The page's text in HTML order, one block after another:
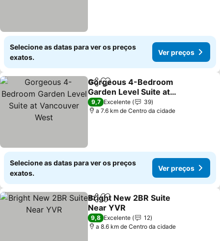
Selecione as datas para ver os preços
exatos.
Ver preços
PartilharAdicionar aos favoritos
Gorgeous 4-Bedroom
Garden Level Suite at
Vancouver West
Ver preços
9,7 Excelente
39
a 7.6 km de Centro da cidade
Selecione as datas para ver os preços
exatos.
Ver preços
PartilharAdicionar aos favoritos
Bright New 2BR Suite
Near YVR
Ver preços
9,8 Excelente
12
a 8.6 km de Centro da cidade